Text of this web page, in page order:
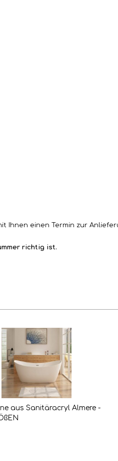
Ihnen einen Termin zur
richtig ist.
aus Sanitäracryl Almere -